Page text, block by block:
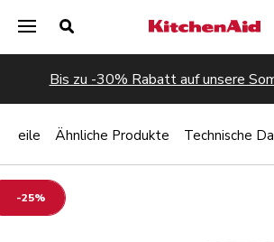
Bis zu -30% Rabatt auf unsere
-25%
Ähnliche Produkte Technische